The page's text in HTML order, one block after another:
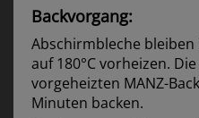
Backvorgang:
Abschirmbleche bleiben
auf 180°C vorheizen.
vorgeheizten MANZ-
Minuten backen.